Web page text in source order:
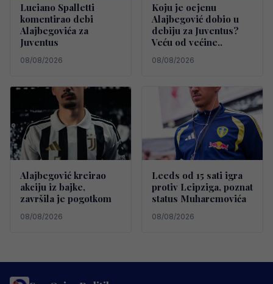
Luciano Spalletti
komentirao debi
Alajbegovića za
Juventus
08/08/2026
Koju je ocjenu
Alajbegović dobio u
debiju za Juventus?
Veću od većine..
08/08/2026
Alajbegović kreirao
akciju iz bajke,
završila je pogotkom
08/08/2026
Leeds od 15 sati igra
protiv Leipziga, poznat
status Muharemovića
08/08/2026